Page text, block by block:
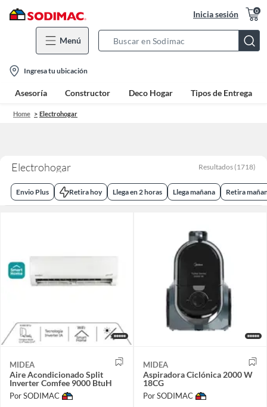
Inicia sesión 0
Menú
Bar
location-
icon
Ingresa tu ubicación
Asesoría Constructor Deco Hogar Tipos de Entrega
Home Electrohogar
Electrohogar Resultados (1718)
Envio Plus Retira hoy Llega en 2 horas Llega mañana Retira
MIDEA
Aire Acondicionado Split
Inverter Comfee 9000 BtuH
Por SODIMAC
MIDEA
Aspiradora Ciclónica 2000 W
18CG
Por SODIMAC